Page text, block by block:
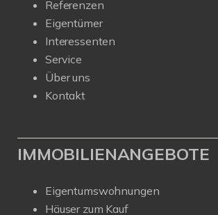
Referenzen
Eigentümer
Interessenten
Service
Über uns
Kontakt
IMMOBILIENANGEBOTE
Eigentumswohnungen
Häuser zum Kauf